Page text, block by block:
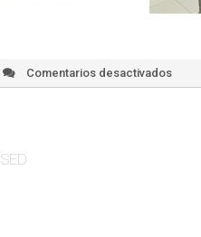
Comentarios desactivados